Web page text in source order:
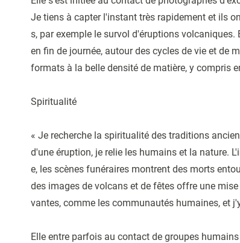
Je tiens à capter l'instant très rapidement et ils
s, par exemple le survol d'éruptions
en fin de journée, autour des cycles de vie et de
formats à la belle densité de matière, y compris
Spiritualité
« Je recherche la spiritualité des traditions
d'une éruption, je relie les humains et la nature.
e, les scènes funéraires montrent des morts
des images de volcans et de fêtes offre une
vantes, comme les communautés humaines, et
Elle entre parfois au contact de groupes